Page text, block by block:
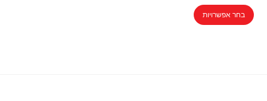
בחר אפשרויות
למוצר